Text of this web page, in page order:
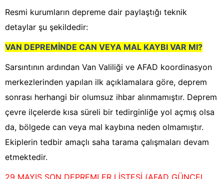
Resmi kurumların depreme dair paylaştığı teknik
detaylar şu şekildedir:
VAN DEPREMİNDE CAN VEYA MAL KAYBI VAR MI?
Sarsıntının ardından Van Valiliği ve AFAD koordinasyon
merkezlerinden yapılan ilk açıklamalara göre, deprem
sonrası herhangi bir olumsuz ihbar alınmamıştır. Deprem
çevre ilçelerde kısa süreli bir tedirginliğe yol açmış olsa
da, bölgede can veya mal kaybına neden olmamıştır.
Ekiplerin tedbir amaçlı saha tarama çalışmaları devam
etmektedir.